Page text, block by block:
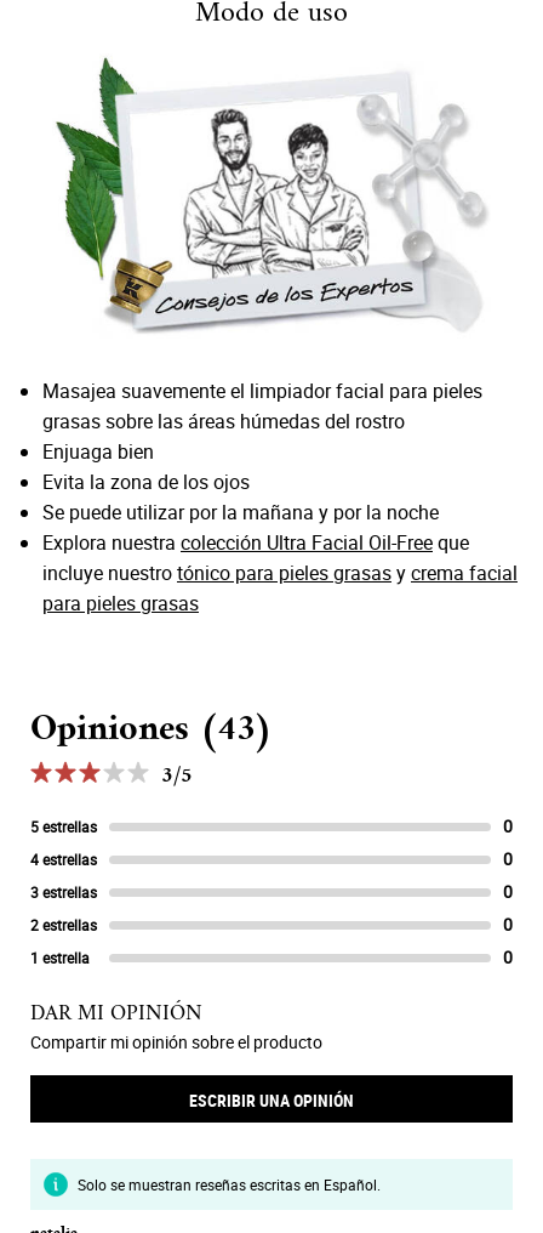
Modo de uso
Masajea suavemente el limpiador facial para pieles
grasas sobre las áreas húmedas del rostro
Enjuaga bien
Evita la zona de los ojos
Se puede utilizar por la mañana y por la noche
Explora nuestra colección Ultra Facial Oil-Freeque
incluye nuestrotónico para pieles grasasycrema facial
para pieles grasas
Opiniones (43)
3 de 5 estrellas. 3/5
5 estrellas 0
4 estrellas 0
3 estrellas 0
2 estrellas 0
1 estrella 0
DAR MI OPINIÓN
Compartir mi opinión sobre el producto
ESCRIBIR UNA OPINIÓN
Solo se muestran reseñas escritas en Español.